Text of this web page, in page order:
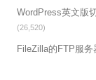
WordPress英文版
(26,520)
FileZilla的FTP服